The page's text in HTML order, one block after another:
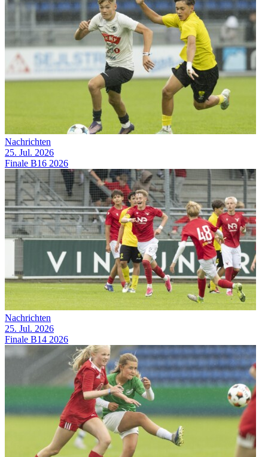
Nachrichten
25. Jul. 2026
Finale B16 2026
Nachrichten
25. Jul. 2026
Finale B14 2026